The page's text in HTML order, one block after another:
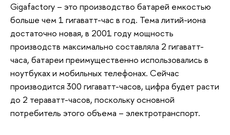
Gigafactory – это производство батарей емкостью
больше чем 1 гигаватт-час в год. Тема литий-иона
достаточно новая, в 2001 году мощность
производств максимально составляла 2 гигаватт-
часа, батареи преимущественно использовались в
ноутбуках и мобильных телефонах. Сейчас
производится 300 гигаватт-часов, цифра будет расти
до 2 тераватт-часов, поскольку основной
потребитель этого объема – электротранспорт.